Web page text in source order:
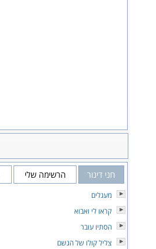
חני דינור הרשימה שלי
מעגלים
קראו לי ואבוא
הסתיו עובר
צליל קולו של הגשם